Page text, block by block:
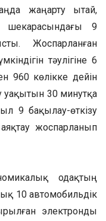
жаңарту Қытай,
шекарасындағы 9
Жоспарланған
тәулігіне 6
960 көлікке дейін
уақытын 30 минутқа
9 бақылау-өткізу
жоспарланып
одақтың
10 автомобильдік
электронды